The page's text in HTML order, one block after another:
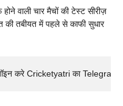
वाली चार मैचों की टेस्ट सीरीज़
तबीयत में पहले से काफी सुधार
जॉइन करे Cricketyatri का